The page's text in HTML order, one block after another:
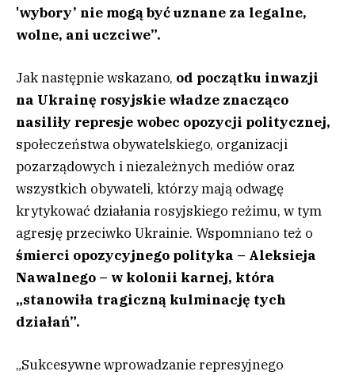
'wybory’ nie mogą być uznane za legalne,
wolne, ani uczciwe”.
Jak następnie wskazano, od początku inwazji
na Ukrainę rosyjskie władze znacząco
nasiliły represje wobec opozycji politycznej,
społeczeństwa obywatelskiego, organizacji
pozarządowych i niezależnych mediów oraz
wszystkich obywateli, którzy mają odwagę
krytykować działania rosyjskiego reżimu, w tym
agresję przeciwko Ukrainie. Wspomniano też o
śmierci opozycyjnego polityka – Aleksieja
Nawalnego – w kolonii karnej, która
„stanowiła tragiczną kulminację tych
działań”.
„Sukcesywne wprowadzanie represyjnego